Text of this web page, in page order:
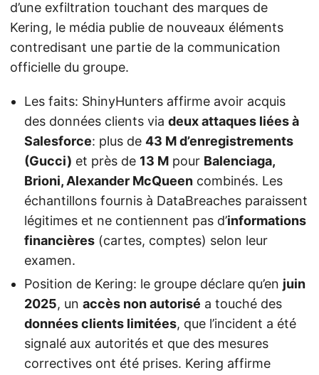
d’une exfiltration touchant des marques de
Kering, le média publie de nouveaux éléments
contredisant une partie de la communication
officielle du groupe.
Les faits: ShinyHunters affirme avoir acquis
des données clients via deux attaques liées à
Salesforce: plus de 43 M d’enregistrements
(Gucci) et près de 13 M pour Balenciaga,
Brioni, Alexander McQueen combinés. Les
échantillons fournis à DataBreaches paraissent
légitimes et ne contiennent pas d’informations
financières (cartes, comptes) selon leur
examen.
Position de Kering: le groupe déclare qu’en juin
2025, un accès non autorisé a touché des
données clients limitées, que l’incident a été
signalé aux autorités et que des mesures
correctives ont été prises. Kering affirme